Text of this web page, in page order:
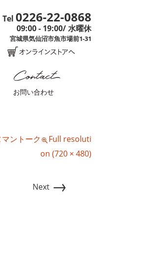
Tel 0226-22-0868
09:00 - 19:00/ 水曜休
宮城県気仙沼市魚市場前1-31
お問い合わせ
ントーク
Full resoluti
on (720 × 480)
Next →